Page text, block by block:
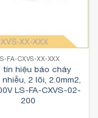
FA-CXVS-XX-XXX
tín hiệu báo cháy
2 lõi, 2.0mm2,
LS-FA-CXVS-02-
200